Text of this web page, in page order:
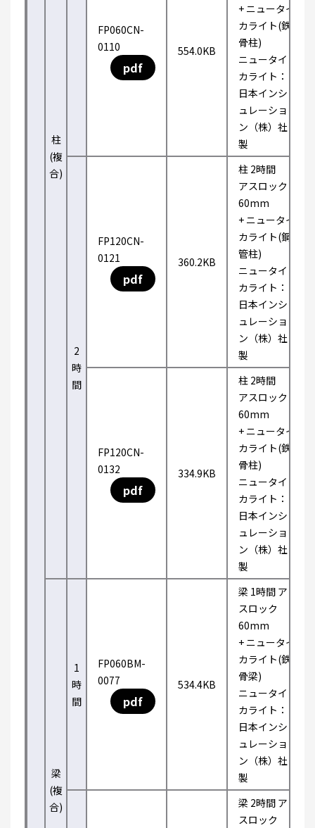
柱
(複
合)
FP060CN-
0110
pdf
554.0KB
+ ニュータイ
カライト(鉄
骨柱)
ニュータイ
カライト：
日本インシ
ュレーショ
ン（株）社
製
2
時
間
FP120CN-
0121
pdf
360.2KB
柱 2時間
アスロック
60mm
+ ニュータイ
カライト(鋼
管柱)
ニュータイ
カライト：
日本インシ
ュレーショ
ン（株）社
製
FP120CN-
0132
pdf
334.9KB
柱 2時間
アスロック
60mm
+ ニュータイ
カライト(鉄
骨柱)
ニュータイ
カライト：
日本インシ
ュレーショ
ン（株）社
製
梁
(複
合)
1
時
間
FP060BM-
0077
pdf
534.4KB
梁 1時間 ア
スロック
60mm
+ ニュータイ
カライト(鉄
骨梁)
ニュータイ
カライト：
日本インシ
ュレーショ
ン（株）社
製
梁 2時間 ア
スロック